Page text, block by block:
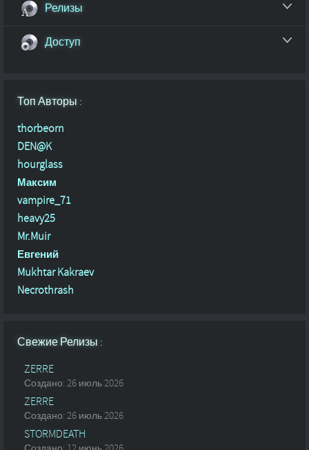
Релизы
Доступ
Топ Авторы :
thorbeorn
DEN@K
hourglass
Максим
vampire_71
heavy25
Mr.Muir
Евгений
Mukhtar Kakraev
Necrothrash
Свежие Релизы :
ZERRE
Создано: 26 июль 2026
ZERRE
Создано: 26 июль 2026
STORMDEATH